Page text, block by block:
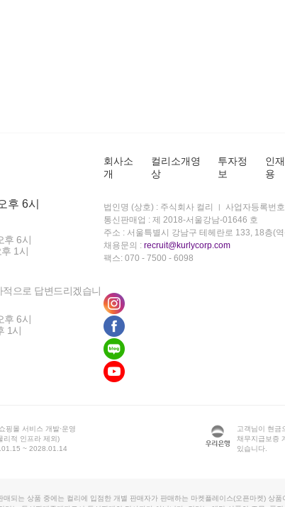
후 6시
후 6시
1시
으로 답변드리겠습니
후 6시
1시
회사소
개
컬리소개영
상
투자정
보
인
용
법인명 (상호) : 주식회사 컬리 사업자등록번
통신판매업 : 제 2018-서울강남-01646 호
주소 : 서울특별시 강남구 테헤란로 133, 18층(
채용문의 : recruit@kurlycorp.com
팩스: 070 - 7500 - 6098
핑몰 서비스 개발·운영
리적 인프라 제외)
~ 2028.01.14
고객님이 현금
채무지급보증
있습니다.
매되는 상품 중에는 컬리에 입점한 개별 판매자가 판매하는 마켓플레이스(오픈마켓) 상품